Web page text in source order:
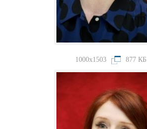
1000x1503 877 КБ